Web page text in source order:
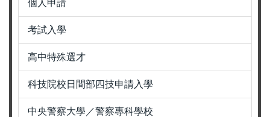
個人申請
考試入學
高中特殊選才
科技院校日間部四技申請入學
中央警察大學／警察專科學校